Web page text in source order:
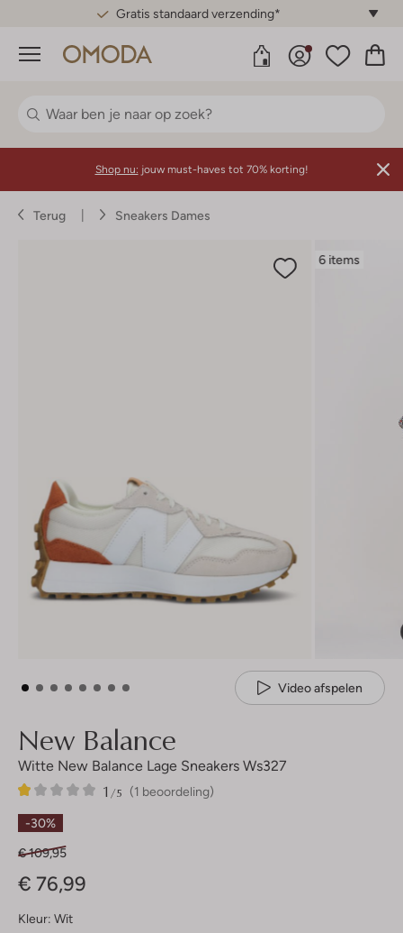
Gratis standaard verzending*
Menu
Shop nu: jouw must-haves tot 70% korting!
Terug Sneakers Dames
6 items
Video afspelen
New Balance
Witte New Balance Lage Sneakers Ws327
(1 beoordeling)
1 /5
1
1
Ster
-30%
€ 109,95
€ 76,99
Kleur: Wit